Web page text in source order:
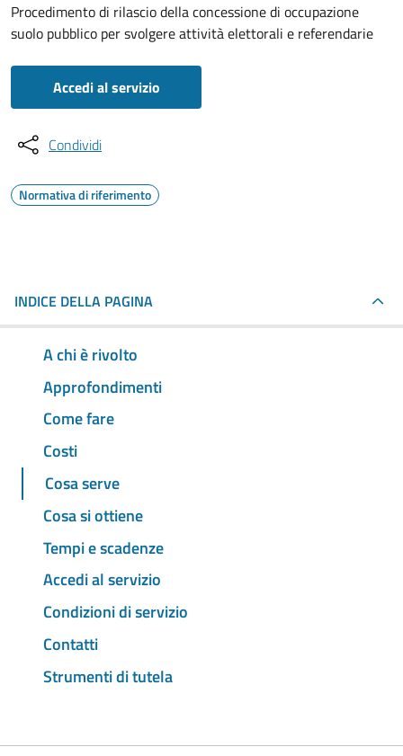
Procedimento di rilascio della concessione di occupazione
suolo pubblico per svolgere attività elettorali e referendarie
Accedi al servizio
Condividi
Normativa di riferimento
INDICE DELLA PAGINA
A chi è rivolto
Approfondimenti
Come fare
Costi
Cosa serve
Cosa si ottiene
Tempi e scadenze
Accedi al servizio
Condizioni di servizio
Contatti
Strumenti di tutela